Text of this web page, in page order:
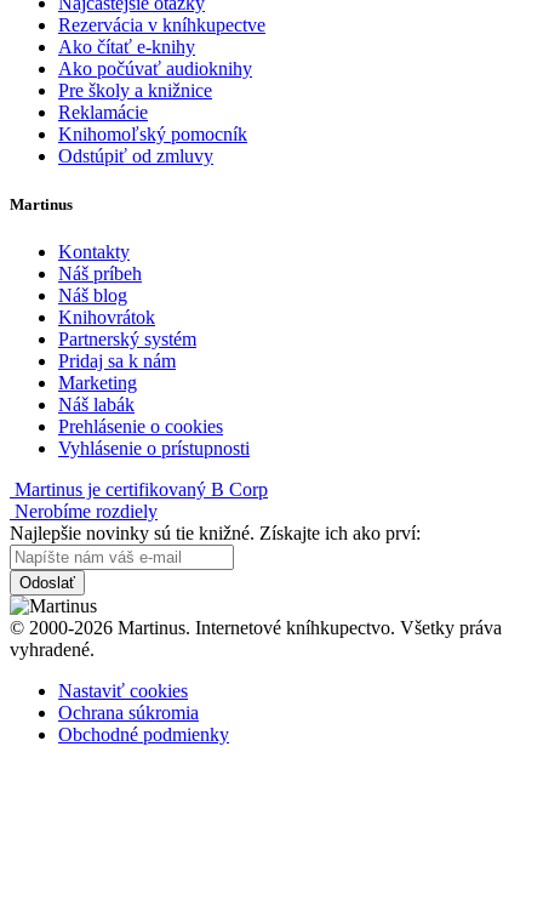
Rezervácia v kníhkupectve
Ako čítať e-knihy
Ako počúvať audioknihy
Pre školy a knižnice
Reklamácie
Knihomoľský pomocník
Odstúpiť od zmluvy
Martinus
Kontakty
Náš príbeh
Náš blog
Knihovrátok
Partnerský systém
Pridaj sa k nám
Marketing
Náš labák
Prehlásenie o cookies
Vyhlásenie o prístupnosti
Martinus je certifikovaný B Corp
Nerobíme rozdiely
Najlepšie novinky sú tie knižné. Získajte ich ako prví:
Odoslať
© 2000-2026 Martinus. Internetové kníhkupectvo. Všetky práva
vyhradené.
Nastaviť cookies
Ochrana súkromia
Obchodné podmienky